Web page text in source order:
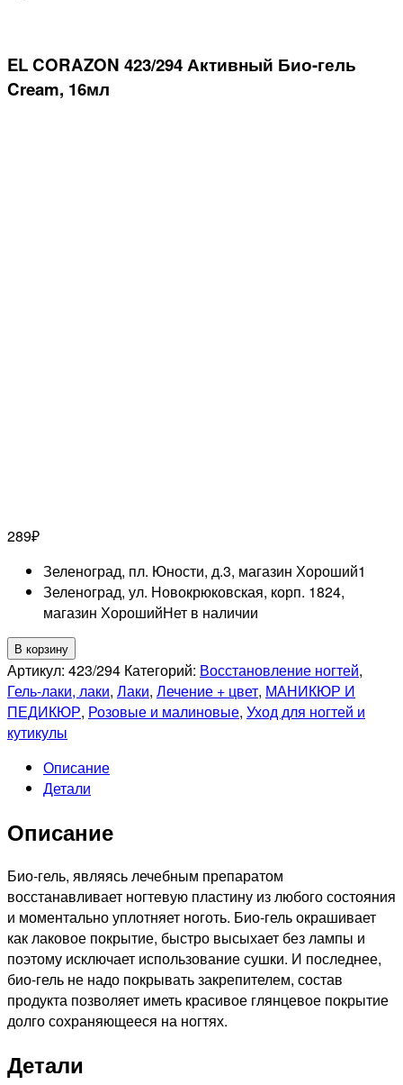
EL CORAZON 423/294 Активный Био-гель
Cream, 16мл
289₽
Зеленоград, пл. Юности, д.3, магазин Хороший1
Зеленоград, ул. Новокрюковская, корп. 1824,
магазин ХорошийНет в наличии
Количество
товара
EL
CORAZON
423/294
Био-
гель
16мл
В корзину
Артикул: 423/294 Категорий: Восстановление ногтей,
Гель-лаки, лаки, Лаки, Лечение + цвет, МАНИКЮР И
ПЕДИКЮР, Розовые и малиновые, Уход для ногтей и
кутикулы
Описание
Детали
Описание
Био-гель, являясь лечебным препаратом
восстанавливает ногтевую пластину из любого состояния
и моментально уплотняет ноготь. Био-гель окрашивает
как лаковое покрытие, быстро высыхает без лампы и
поэтому исключает использование сушки. И последнее,
био-гель не надо покрывать закрепителем, состав
продукта позволяет иметь красивое глянцевое покрытие
долго сохраняющееся на ногтях.
Детали